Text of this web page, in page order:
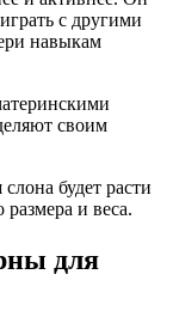
с другими
навыкам
своим
будет расти
размера и веса.
для